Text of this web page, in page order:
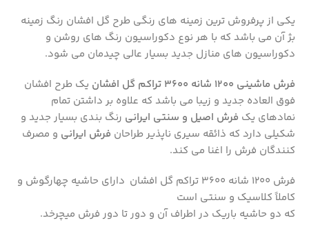
یکی از پرفروش ترین زمینه های رنگی طرح گل افشان رنگ زمینه
بژ آن می باشد که با هر نوع دکوراسیون رنگ های روشن و
دکوراسیون های منازل جدید بسیار عالی چیدمان می شود.
فرش ماشینی ۱۲۰۰ شانه ۳۶۰۰ تراکم گل افشان
یک طرح افشان
فوق العاده جدید و زیبا می باشد که علاوه بر داشتن تمام
نمادهای یک فرش اصیل و سنتی ایرانی رنگ بندی بسیار جدید و
شکیلی دارد که ذائقه سیری ناپذیر طراحان فرش ایرانی و مصرف
کنندگان فرش را اغنا می کند.
فرش ۱۲۰۰ شانه ۳۶۰۰ تراکم گل افشان دارای حاشیه چهارگوش و
کاملاً کلاسیک و سنتی است
که دو حاشیه باریک در اطراف آن و دور تا دور فرش میچرخد.